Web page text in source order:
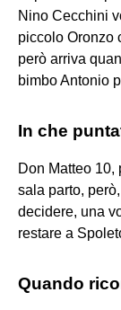
Nino Cecchini
piccolo Oronzo
però arriva
bimbo Antonio
In che
Don Matteo 10,
sala parto,
decidere, una
restare a
Quando